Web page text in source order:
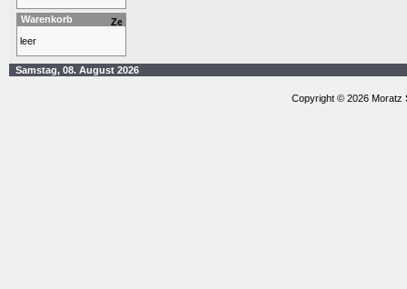
Warenkorb
leer
Samstag, 08. August 2026
Copyright © 2026 Moratz